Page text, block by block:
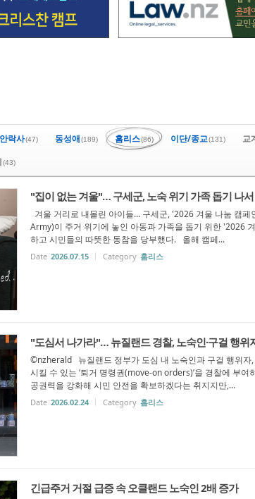
안락사(47) 동성애(189) 홈리스(86) 이단/종교(131) 교
(43)
"집이 없는 겨울"… 구세군, 노숙 위기 가족 돕기 나서
겨울 거리로 내몰린 아이들… 구세군, '2026 겨울 나눔 캠
Army)이 주거 위기에 놓인 아동과 가족을 돕기 위한 '2026
하고 시민들의 따뜻한 동참을 당부했다. 올해 캠페...
Date 2026.07.15 Category 홈리스
"도심서 나가라"… 뉴질랜드 경찰, 노숙인·구걸 행위
©nzherald 뉴질랜드 정부가 도심 내 노숙인과 구걸 행위자
시킬 수 있는 ‘퇴거 명령권(move-on orders)’을 경찰에 부
공권력을 강화해 시민 안전을 확보하겠다는 취지지만,...
Date 2026.02.24 Category 홈리스
긴급주거 거절 급증 속 오클랜드 노숙인 2배 증가